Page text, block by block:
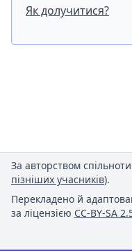
Як долучитися?
За авторством
пізніших учасників).
Перекладено й
за ліцензією CC-BY-SA